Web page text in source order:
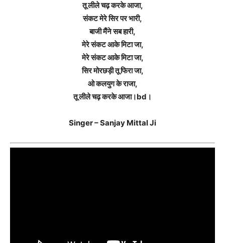
तू लीले चढ़ करके आजा,
संकट मेरे सिर पर भारी,
बाजी मैंने सब हारी,
मेरे संकट आके मिटा जा,
मेरे संकट आके मिटा जा,
सिर मोरछड़ी तू फिरा जा,
ओ कलयुग के राजा,
तू लीले चढ़ करके आजा।bd।
Singer – Sanjay Mittal Ji